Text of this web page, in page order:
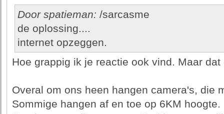
Door spatieman: /sarcasme
de oplossing....
internet opzeggen.
Hoe grappig ik je reactie ook vind. Maar
Overal om ons heen hangen camera's, die
Sommige hangen af en toe op 6KM hoogte.